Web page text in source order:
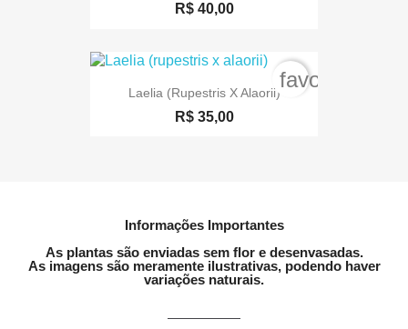
R$ 40,00
Laelia (rupestris X Alaorii)
R$ 35,00
Informações Importantes
As plantas são enviadas sem flor e desenvasadas.
As imagens são meramente ilustrativas, podendo haver
variações naturais.